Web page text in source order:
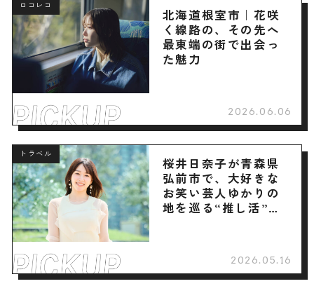
ロコレコ
北海道根室市｜花咲
く線路の、その先へ
最東端の街で出会っ
た魅力
2026.06.06
トラベル
桜井日奈子が青森県
弘前市で、大好きな
お笑い芸人ゆかりの
地を巡る“推し活”旅
2026.05.16